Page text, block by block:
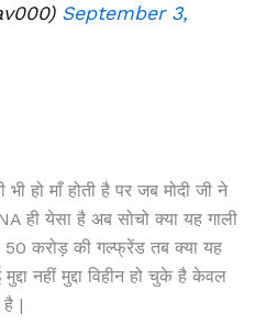
September 3,
हो माँ होती है पर जब मोदी जी ने
ही येसा है अब सोचो क्या यह गाली
करोड़ की गल्फ्रेंड तब क्या यह
नहीं मुद्दा विहीन हो चुके है केवल
है |